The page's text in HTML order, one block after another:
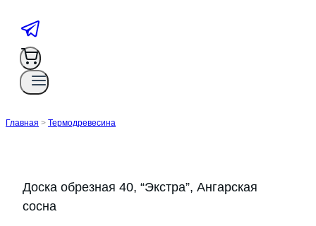
Главная > Термодревесина
Доска обрезная 40, “Экстра”, Ангарская
сосна